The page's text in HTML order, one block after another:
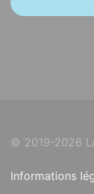
© 2019-2026
Informations